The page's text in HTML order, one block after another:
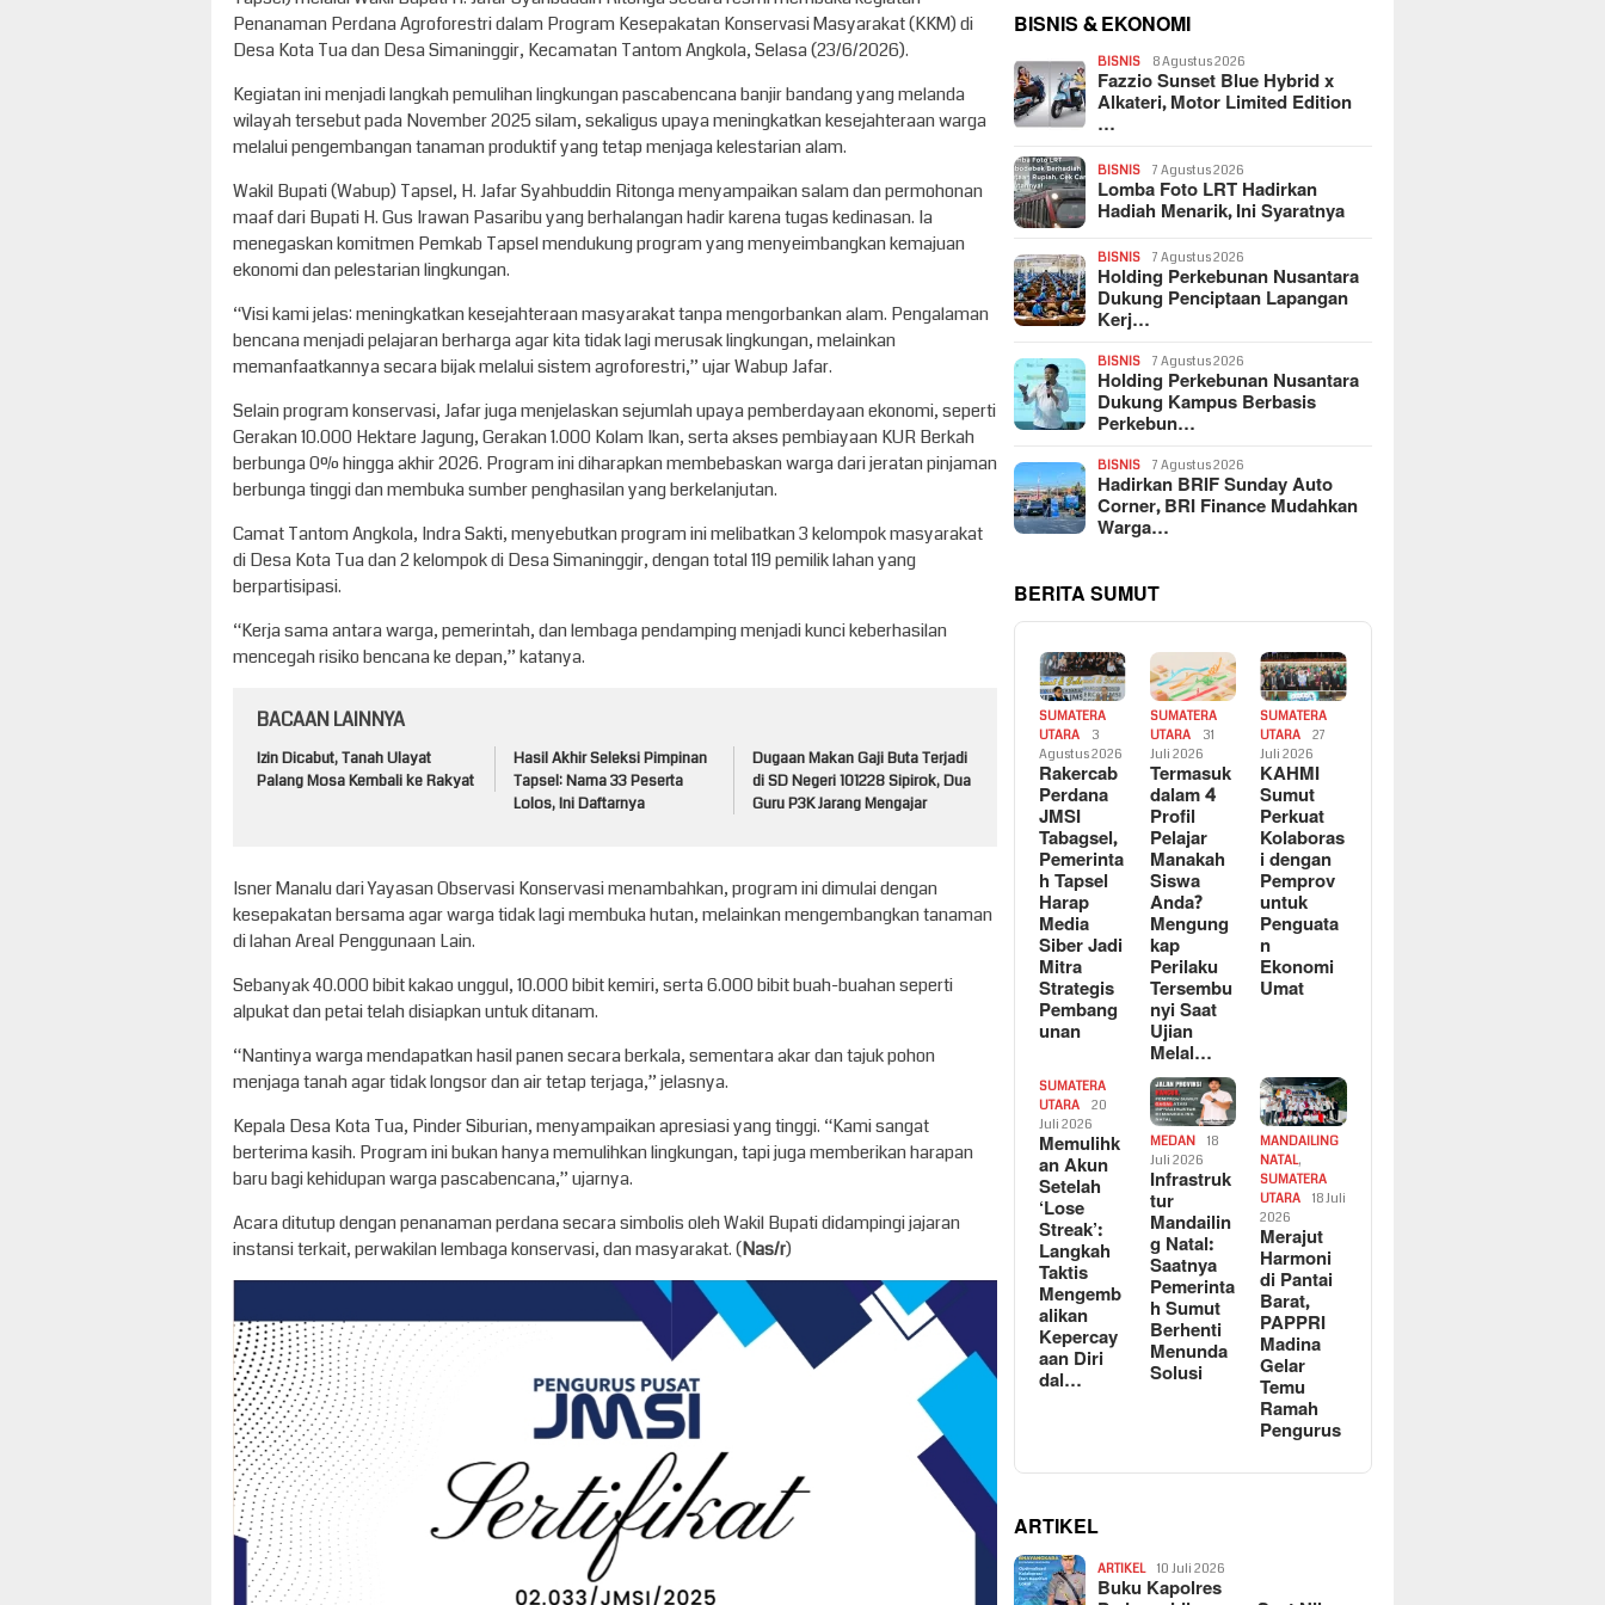
Penanaman Perdana Agroforestri dalam Program Kesepakatan Konservasi Masyarakat (KKM) di
Desa Kota Tua dan Desa Simaninggir, Kecamatan Tantom Angkola, Selasa (23/6/2026).
Kegiatan ini menjadi langkah pemulihan lingkungan pascabencana banjir bandang yang melanda
wilayah tersebut pada November 2025 silam, sekaligus upaya meningkatkan kesejahteraan warga
melalui pengembangan tanaman produktif yang tetap menjaga kelestarian alam.
Wakil Bupati (Wabup) Tapsel, H. Jafar Syahbuddin Ritonga menyampaikan salam dan permohonan
maaf dari Bupati H. Gus Irawan Pasaribu yang berhalangan hadir karena tugas kedinasan. Ia
menegaskan komitmen Pemkab Tapsel mendukung program yang menyeimbangkan kemajuan
ekonomi dan pelestarian lingkungan.
“Visi kami jelas: meningkatkan kesejahteraan masyarakat tanpa mengorbankan alam. Pengalaman
bencana menjadi pelajaran berharga agar kita tidak lagi merusak lingkungan, melainkan
memanfaatkannya secara bijak melalui sistem agroforestri,” ujar Wabup Jafar.
Selain program konservasi, Jafar juga menjelaskan sejumlah upaya pemberdayaan ekonomi, seperti
Gerakan 10.000 Hektare Jagung, Gerakan 1.000 Kolam Ikan, serta akses pembiayaan KUR Berkah
berbunga 0% hingga akhir 2026. Program ini diharapkan membebaskan warga dari jeratan pinjaman
berbunga tinggi dan membuka sumber penghasilan yang berkelanjutan.
Camat Tantom Angkola, Indra Sakti, menyebutkan program ini melibatkan 3 kelompok masyarakat
di Desa Kota Tua dan 2 kelompok di Desa Simaninggir, dengan total 119 pemilik lahan yang
berpartisipasi.
“Kerja sama antara warga, pemerintah, dan lembaga pendamping menjadi kunci keberhasilan
mencegah risiko bencana ke depan,” katanya.
BACAAN LAINNYA
Izin Dicabut, Tanah Ulayat
Palang Mosa Kembali ke Rakyat
Hasil Akhir Seleksi Pimpinan
Tapsel: Nama 33 Peserta
Lolos, Ini Daftarnya
Dugaan Makan Gaji Buta Terjadi
di SD Negeri 101228 Sipirok, Dua
Guru P3K Jarang Mengajar
Isner Manalu dari Yayasan Observasi Konservasi menambahkan, program ini dimulai dengan
kesepakatan bersama agar warga tidak lagi membuka hutan, melainkan mengembangkan tanaman
di lahan Areal Penggunaan Lain.
Sebanyak 40.000 bibit kakao unggul, 10.000 bibit kemiri, serta 6.000 bibit buah-buahan seperti
alpukat dan petai telah disiapkan untuk ditanam.
“Nantinya warga mendapatkan hasil panen secara berkala, sementara akar dan tajuk pohon
menjaga tanah agar tidak longsor dan air tetap terjaga,” jelasnya.
Kepala Desa Kota Tua, Pinder Siburian, menyampaikan apresiasi yang tinggi. “Kami sangat
berterima kasih. Program ini bukan hanya memulihkan lingkungan, tapi juga memberikan harapan
baru bagi kehidupan warga pascabencana,” ujarnya.
Acara ditutup dengan penanaman perdana secara simbolis oleh Wakil Bupati didampingi jajaran
instansi terkait, perwakilan lembaga konservasi, dan masyarakat. (Nas/r)
BISNIS & EKONOMI
BISNIS 8 Agustus 2026
Fazzio Sunset Blue Hybrid x
Alkateri, Motor Limited Edition
…
BISNIS 7 Agustus 2026
Lomba Foto LRT Hadirkan
Hadiah Menarik, Ini Syaratnya
BISNIS 7 Agustus 2026
Holding Perkebunan Nusantara
Dukung Penciptaan Lapangan
Kerj…
BISNIS 7 Agustus 2026
Holding Perkebunan Nusantara
Dukung Kampus Berbasis
Perkebun…
BISNIS 7 Agustus 2026
Hadirkan BRIF Sunday Auto
Corner, BRI Finance Mudahkan
Warga…
BERITA SUMUT
SUMATERA
UTARA
3
Agustus 2026
Rakercab
Perdana
JMSI
Tabagsel,
Pemerinta
h Tapsel
Harap
Media
Siber Jadi
Mitra
Strategis
Pembang
unan
SUMATERA
UTARA
31
Juli 2026
Termasuk
dalam 4
Profil
Pelajar
Manakah
Siswa
Anda?
Mengung
kap
Perilaku
Tersembu
nyi Saat
Ujian
Melal…
SUMATERA
UTARA
27
Juli 2026
KAHMI
Sumut
Perkuat
Kolaboras
i dengan
Pemprov
untuk
Penguata
n
Ekonomi
Umat
SUMATERA
UTARA
20
Juli 2026
Memulihk
an Akun
Setelah
‘Lose
Streak’:
Langkah
Taktis
Mengemb
alikan
Kepercay
aan Diri
dal…
MEDAN
18
Juli 2026
Infrastruk
tur
Mandailin
g Natal:
Saatnya
Pemerinta
h Sumut
Berhenti
Menunda
Solusi
MANDAILING
NATAL,
SUMATERA
UTARA
18 Juli
2026
Merajut
Harmoni
di Pantai
Barat,
PAPPRI
Madina
Gelar
Temu
Ramah
Pengurus
ARTIKEL
ARTIKEL 10 Juli 2026
Buku Kapolres